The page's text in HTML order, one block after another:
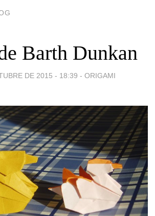
Barth Dunkan
DE 2015 - 18:39 - ORIGAMI